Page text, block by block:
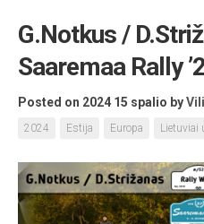
G.Notkus /
Saaremaa Rally
Posted on 2024 15 spalio by
2024 Estija Europa Lietuviai